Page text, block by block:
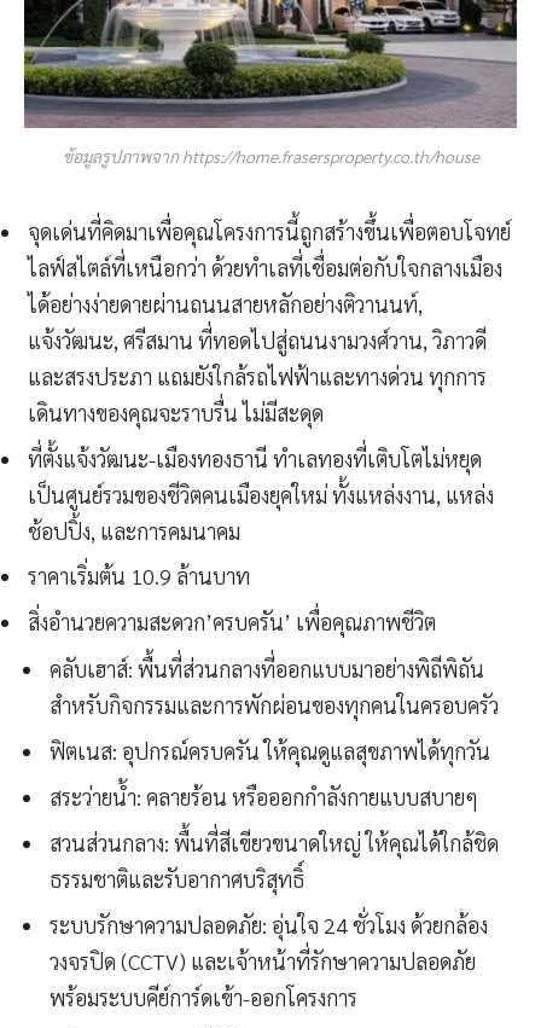
ข้อมูลรูปภาพจาก https://home.frasersproperty.co.th/house
จุดเด่นที่คิดมาเพื่อคุณโครงการนี้ถูกสร้างขึ้นเพื่อตอบโจทย์
ไลฟ์สไตล์ที่เหนือกว่า ด้วยทำเลที่เชื่อมต่อกับใจกลางเมือง
ได้อย่างง่ายดายผ่านถนนสายหลักอย่างติวานนท์,
แจ้งวัฒนะ, ศรีสมาน ที่ทอดไปสู่ถนนงามวงศ์วาน, วิภาวดี
และสรงประภา แถมยังใกล้รถไฟฟ้าและทางด่วน ทุกการ
เดินทางของคุณจะราบรื่น ไม่มีสะดุด
ที่ตั้งแจ้งวัฒนะ-เมืองทองธานี ทำเลทองที่เติบโตไม่หยุด
เป็นศูนย์รวมของชีวิตคนเมืองยุคใหม่ ทั้งแหล่งงาน, แหล่ง
ช้อปปิ้ง, และการคมนาคม
ราคาเริ่มต้น 10.9 ล้านบาท
สิ่งอำนวยความสะดวก’ครบครัน’ เพื่อคุณภาพชีวิต
คลับเฮาส์: พื้นที่ส่วนกลางที่ออกแบบมาอย่างพิถีพิถัน
สำหรับกิจกรรมและการพักผ่อนของทุกคนในครอบครัว
ฟิตเนส: อุปกรณ์ครบครัน ให้คุณดูแลสุขภาพได้ทุกวัน
สระว่ายน้ำ: คลายร้อน หรือออกกำลังกายแบบสบายๆ
สวนส่วนกลาง: พื้นที่สีเขียวขนาดใหญ่ ให้คุณได้ใกล้ชิด
ธรรมชาติและรับอากาศบริสุทธิ์
ระบบรักษาความปลอดภัย: อุ่นใจ 24 ชั่วโมง ด้วยกล้อง
วงจรปิด (CCTV) และเจ้าหน้าที่รักษาความปลอดภัย
พร้อมระบบคีย์การ์ดเข้า-ออกโครงการ